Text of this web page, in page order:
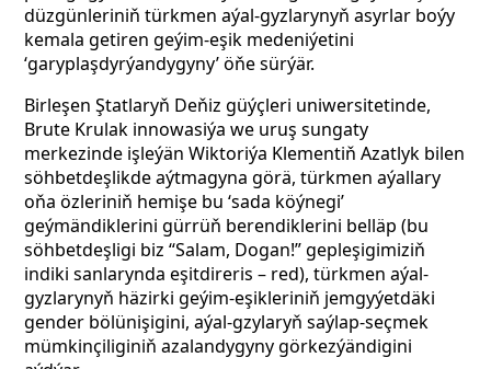
düzgünleriniň türkmen aýal-gyzlarynyň asyrlar boýy
kemala getiren geýim-eşik medeniýetini
‘garyplaşdyrýandygyny’ öňe sürýär.
Birleşen Ştatlaryň Deňiz güýçleri uniwersitetinde,
Brute Krulak innowasiýa we uruş sungaty
merkezinde işleýän Wiktoriýa Klementiň Azatlyk bilen
söhbetdeşlikde aýtmagyna görä, türkmen aýallary
oňa özleriniň hemişe bu ‘sada köýnegi’
geýmändiklerini gürrüň berendiklerini belläp (bu
söhbetdeşligi biz “Salam, Dogan!” gepleşigimiziň
indiki sanlarynda eşitdireris – red), türkmen aýal-
gyzlarynyň häzirki geýim-eşikleriniň jemgyýetdäki
gender bölünişigini, aýal-gzylaryň saýlap-seçmek
mümkinçiliginiň azalandygyny görkezýändigini